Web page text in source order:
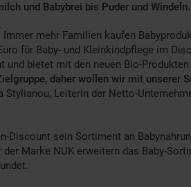
und Babybrei bis Puder und Windeln.
mehr Familien kaufen
für Baby- und Kleinkindpflege im
und bietet mit den neuen Bio-
daher wollen wir mit unserer
Stylianou, Leiterin der Netto-
sein Sortiment an
Marke NUK erweitern das Baby-